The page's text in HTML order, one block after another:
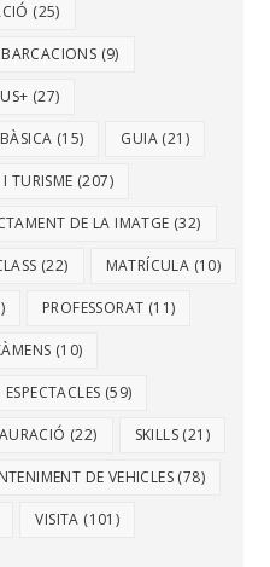
(25)
(9)
(27)
(15) GUIA (21)
TURISME (207)
DE LA IMATGE (32)
(22) MATRÍCULA (10)
PROFESSORAT (11)
(10)
(59)
(22) SKILLS (21)
DE VEHICLES (78)
VISITA (101)